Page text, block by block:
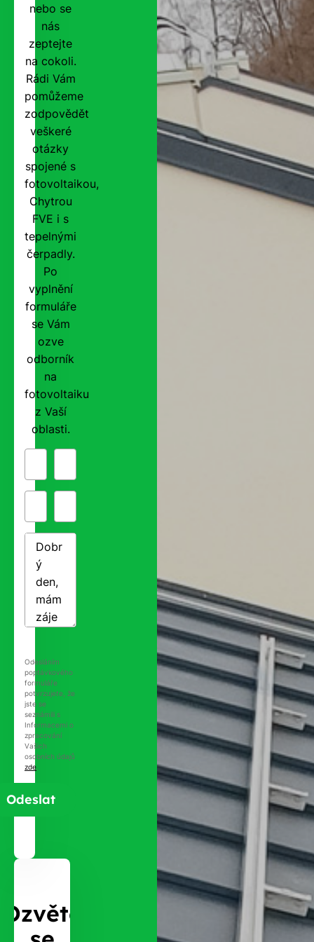
Ozvěte
nebo se
nás
zeptejte
na cokoli.
Rádi Vám
pomůžeme
zodpovědět
veškeré
otázky
spojené s
fotovoltaikou,
Chytrou
FVE i s
tepelnými
čerpadly.
Po
vyplnění
formuláře
se Vám
ozve
odborník
na
fotovoltaiku
z Vaší
oblasti.
Odesláním
poptávkového
formuláře
potvrzujete, že
jste se
seznámili s
Informacemi o
zpracování
Vašich
osobních údajů
zde